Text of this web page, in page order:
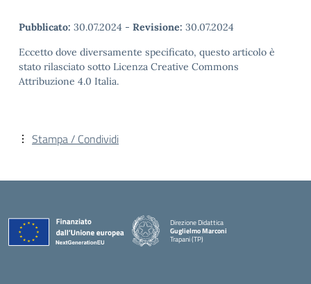
Pubblicato: 30.07.2024 - Revisione: 30.07.2024
Eccetto dove diversamente specificato, questo articolo è
stato rilasciato sotto Licenza Creative Commons
Attribuzione 4.0 Italia.
Stampa / Condividi
Direzione Didattica
Guglielmo Marconi
Trapani (TP)